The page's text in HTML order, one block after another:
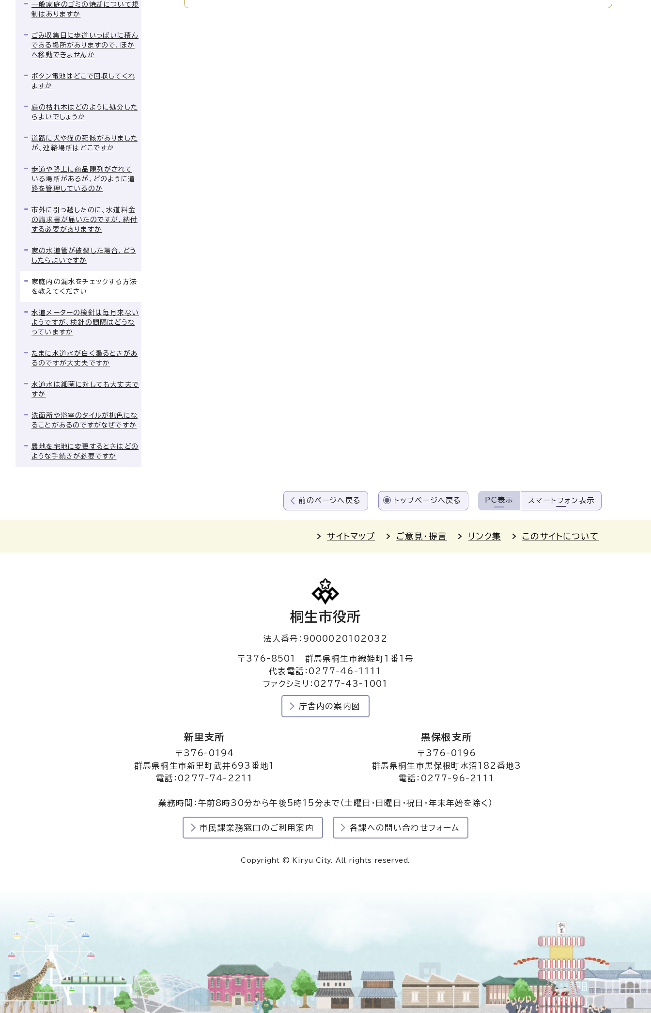
一般家庭のゴミの焼却について規
制はありますか
ごみ収集日に歩道いっぱいに積ん
である場所がありますので、ほか
へ移動できませんか
ボタン電池はどこで回収してくれ
ますか
庭の枯れ木はどのように処分した
らよいでしょうか
道路に犬や猫の死骸がありました
が、連絡場所はどこですか
歩道や路上に商品陳列がされて
いる場所があるが、どのように道
路を管理しているのか
市外に引っ越したのに、水道料金
の請求書が届いたのですが、納付
する必要がありますか
家の水道管が破裂した場合、どう
したらよいですか
家庭内の漏水をチェックする方法
を教えてください
水道メーターの検針は毎月来ない
ようですが、検針の間隔はどうな
っていますか
たまに水道水が白く濁るときがあ
るのですが大丈夫ですか
水道水は細菌に対しても大丈夫で
すか
洗面所や浴室のタイルが桃色にな
ることがあるのですがなぜですか
農地を宅地に変更するときはどの
ような手続きが必要ですか
前のページへ戻る トップページへ戻る PC表示 スマートフォン表示
サイトマップ ご意見・提言 リンク集 このサイトについて
桐生市役所
法人番号：9000020102032
〒376-8501 群馬県桐生市織姫町1番1号
代表電話：0277-46-1111
ファクシミリ：0277-43-1001
庁舎内の案内図
新里支所
〒376-0194
群馬県桐生市新里町武井693番地1
電話：0277-74-2211
黒保根支所
〒376-0196
群馬県桐生市黒保根町水沼182番地3
電話：0277-96-2111
業務時間：午前8時30分から午後5時15分まで（土曜日・日曜日・祝日・年末年始を除く）
市民課業務窓口のご利用案内 各課への問い合わせフォーム
Copyright © Kiryu City. All rights reserved.